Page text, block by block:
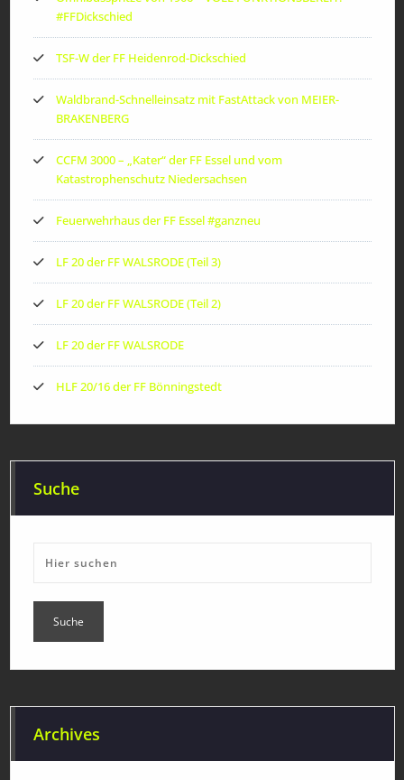
#FFDickschied
TSF-W der FF Heidenrod-Dickschied
Waldbrand-Schnelleinsatz mit FastAttack von MEIER-
BRAKENBERG
CCFM 3000 – „Kater“ der FF Essel und vom
Katastrophenschutz Niedersachsen
Feuerwehrhaus der FF Essel #ganzneu
LF 20 der FF WALSRODE (Teil 3)
LF 20 der FF WALSRODE (Teil 2)
LF 20 der FF WALSRODE
HLF 20/16 der FF Bönningstedt
Suche
Archives